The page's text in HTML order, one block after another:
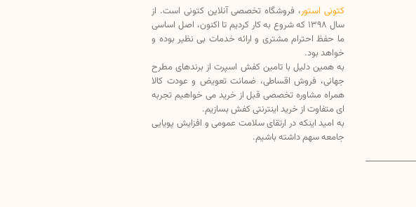
کتونی استور، فروشگاه تخصصی آنلاین کتونی است. از
سال 1398 که شروع به کار کردیم تا اکنون، اصل اساسی
ما حفظ احترام مشتری و ارائه خدمات بی نظیر بوده و
خواهد بود.
به همین دلیل با تامین کفش اسپرت از برندهای مطرح
جهانی، فروش اقساطی، ضمانت تعویض و عودت کالا
همراه مشاوره تخصصی قبل از خرید می خواهیم تجربه
ای متفاوت از خرید اینترنتی کفش بسازیم.
به امید اینکه در ارتقای سلامت عمومی و افزایش پویایی
جامعه سهم داشته باشیم.